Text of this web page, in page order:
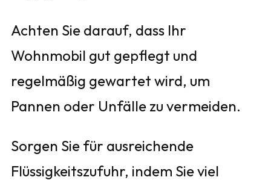
Achten Sie darauf, dass Ihr
Wohnmobil gut gepflegt und
regelmäßig gewartet wird, um
Pannen oder Unfälle zu vermeiden.
Sorgen Sie für ausreichende
Flüssigkeitszufuhr, indem Sie viel